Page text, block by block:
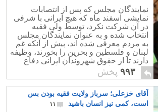
نمایندگان مجلس که پس از انتصابات
نمایشی اسفند ماه که هیچ ایرانی با شرفی
در آن شرکت نکرد، توسط ولی فقیه
انتخاب شده و به عنوان نمایندگان مجلس
به مردم معرفی شده اند، پیش از آنکه غم
لبنان و فلسطین و بحرین را بخورند، وظیفه
دارند تا از حقوق شهروندان ایرانی دفاع
کرده و در راستای آبادانی ایران زمین
بکوشند.
۹۹۳ پخش
آقای خزعلی؛ سرباز ولایت فقیه بودن بس
است، کمی نیز انسان باشید
۱۱